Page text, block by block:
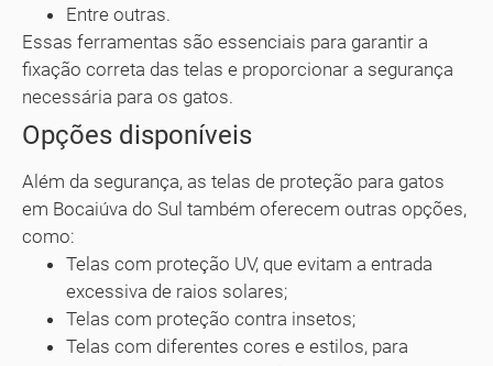
Entre outras.
Essas ferramentas são essenciais para garantir a
fixação correta das telas e proporcionar a segurança
necessária para os gatos.
Opções disponíveis
Além da segurança, as telas de proteção para gatos
em Bocaiúva do Sul também oferecem outras opções,
como:
Telas com proteção UV, que evitam a entrada
excessiva de raios solares;
Telas com proteção contra insetos;
Telas com diferentes cores e estilos, para